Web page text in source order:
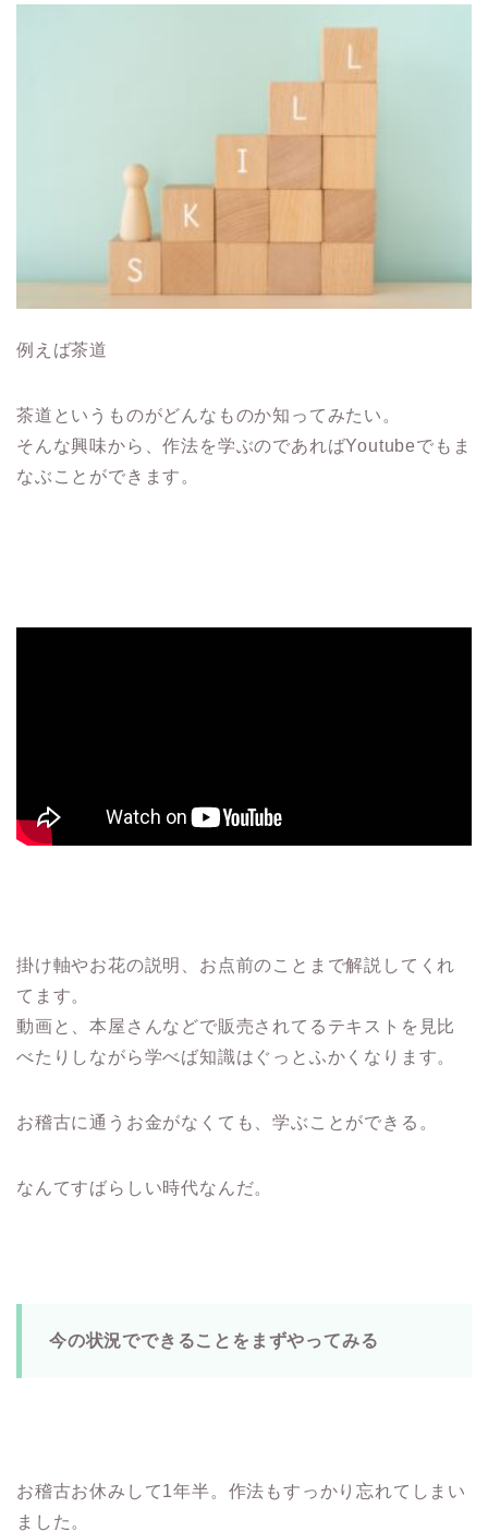
例えば茶道
茶道というものがどんなものか知ってみたい。
そんな興味から、作法を学ぶのであればYoutubeでもま
なぶことができます。
掛け軸やお花の説明、お点前のことまで解説してくれ
てます。
動画と、本屋さんなどで販売されてるテキストを見比
べたりしながら学べば知識はぐっとふかくなります。
お稽古に通うお金がなくても、学ぶことができる。
なんてすばらしい時代なんだ。
今の状況でできることをまずやってみる
お稽古お休みして1年半。作法もすっかり忘れてしまい
ました。